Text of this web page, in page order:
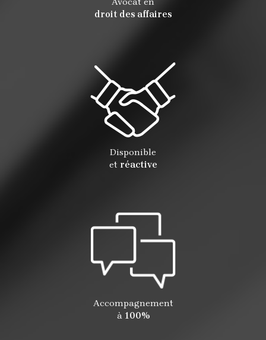
droit des affaires
Disponible
et réactive
Accompagnement
à 100%